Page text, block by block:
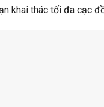
khai thác tối đa cạc